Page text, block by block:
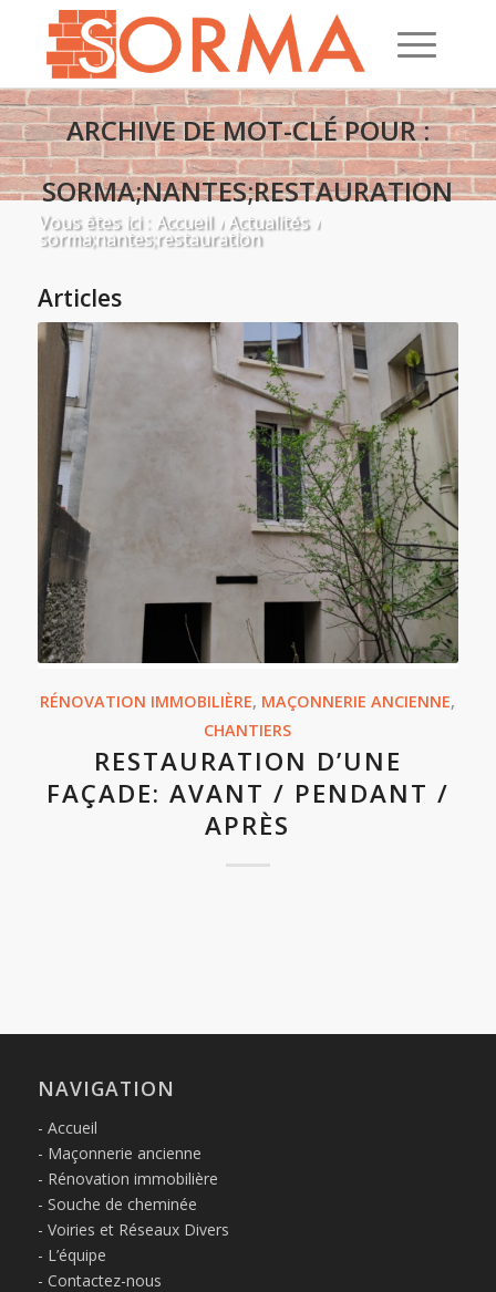
ARCHIVE DE MOT-CLÉ POUR :
SORMA;NANTES;RESTAURATION
Vous êtes ici : Accueil / Actualités /
sorma;nantes;restauration
Articles
RÉNOVATION IMMOBILIÈRE, MAÇONNERIE ANCIENNE,
CHANTIERS
RESTAURATION D’UNE
FAÇADE: AVANT / PENDANT /
APRÈS
NAVIGATION
Accueil
Maçonnerie ancienne
Rénovation immobilière
Souche de cheminée
Voiries et Réseaux Divers
L’équipe
Contactez-nous